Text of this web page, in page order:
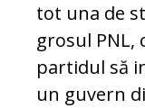
tot una de
grosul PNL,
partidul să
un guvern